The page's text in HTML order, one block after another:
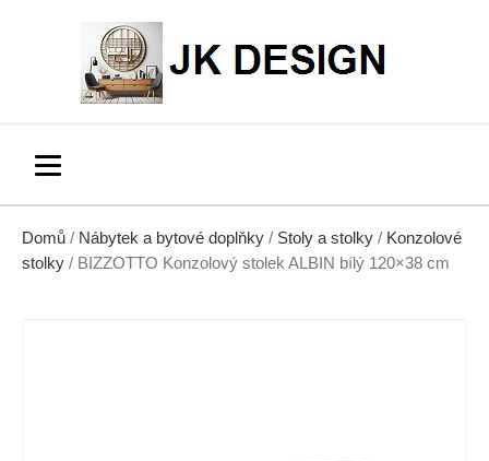
Domů / Nábytek a bytové doplňky / Stoly a stolky / Konzolové
stolky / BIZZOTTO Konzolový stolek ALBIN bílý 120×38 cm